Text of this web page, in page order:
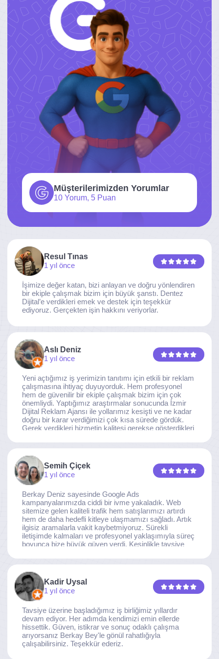
Müşterilerimizden Yorumlar
10 Yorum, 5 Puan
Resul Tınas
1 yıl önce
İşimize değer katan, bizi anlayan ve doğru yönlendiren
bir ekiple çalışmak bizim için büyük şanstı. Dentez
Dijital’e verdikleri emek ve destek için teşekkür
ediyoruz. Gerçekten işin hakkını veriyorlar.
Aslı Deniz
1 yıl önce
Yeni açtığımız iş yerimizin tanıtımı için etkili bir reklam
çalışmasına ihtiyaç duyuyorduk. Hem profesyonel
hem de güvenilir bir ekiple çalışmak bizim için çok
önemliydi. Yaptığımız araştırmalar sonucunda İzmir
Dijital Reklam Ajansı ile yollarımız kesişti ve ne kadar
doğru bir karar verdiğimizi çok kısa sürede gördük.
Gerek verdikleri hizmetin kalitesi gerekse gösterdikleri
noktaya ulaştı. Kaliteden asla taviz vermeyen, her
ekibine gönülden teşekkür ederiz.
Semih Çiçek
1 yıl önce
Berkay Deniz sayesinde Google Ads
kampanyalarımızda ciddi bir ivme yakaladık. Web
sitemize gelen kaliteli trafik hem satışlarımızı artırdı
hem de daha hedefli kitleye ulaşmamızı sağladı. Artık
ilgisiz aramalarla vakit kaybetmiyoruz. Sürekli
iletişimde kalmaları ve profesyonel yaklaşımıyla süreç
boyunca bize büyük güven verdi. Kesinlikle tavsiye
Kadir Uysal
1 yıl önce
Tavsiye üzerine başladığımız iş birliğimiz yıllardır
devam ediyor. Her adımda kendimizi emin ellerde
hissettik. Güven, istikrar ve sonuç odaklı çalışma
arıyorsanız Berkay Bey'le gönül rahatlığıyla
çalışabilirsiniz. Teşekkür ederiz.